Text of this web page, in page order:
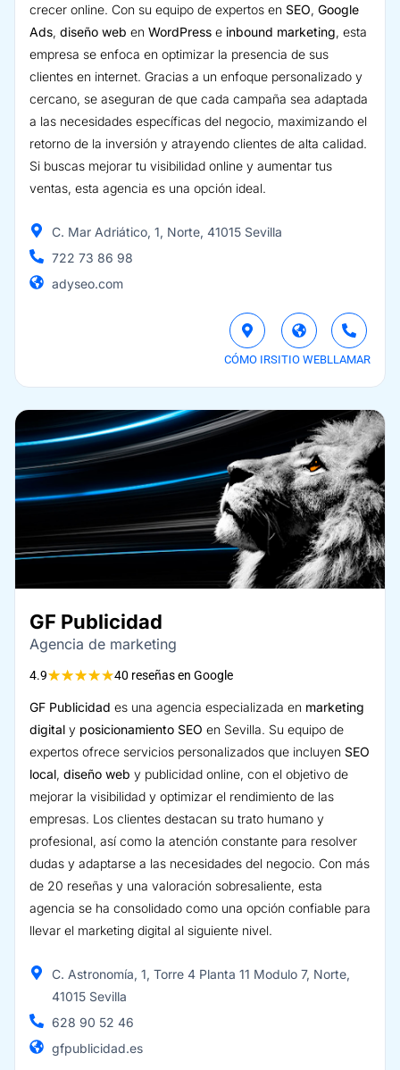
crecer online. Con su equipo de expertos en SEO, Google
Ads, diseño web en WordPress e inbound marketing, esta
empresa se enfoca en optimizar la presencia de sus
clientes en internet. Gracias a un enfoque personalizado y
cercano, se aseguran de que cada campaña sea adaptada
a las necesidades específicas del negocio, maximizando el
retorno de la inversión y atrayendo clientes de alta calidad.
Si buscas mejorar tu visibilidad online y aumentar tus
ventas, esta agencia es una opción ideal.
C. Mar Adriático, 1, Norte, 41015 Sevilla
722 73 86 98
adyseo.com
CÓMO IRSITIO WEBLLAMAR
GF Publicidad
Agencia de marketing
4.9★★★★★40 reseñas en Google
GF Publicidad es una agencia especializada en marketing
digital y posicionamiento SEO en Sevilla. Su equipo de
expertos ofrece servicios personalizados que incluyen SEO
local, diseño web y publicidad online, con el objetivo de
mejorar la visibilidad y optimizar el rendimiento de las
empresas. Los clientes destacan su trato humano y
profesional, así como la atención constante para resolver
dudas y adaptarse a las necesidades del negocio. Con más
de 20 reseñas y una valoración sobresaliente, esta
agencia se ha consolidado como una opción confiable para
llevar el marketing digital al siguiente nivel.
C. Astronomía, 1, Torre 4 Planta 11 Modulo 7, Norte,
41015 Sevilla
628 90 52 46
gfpublicidad.es